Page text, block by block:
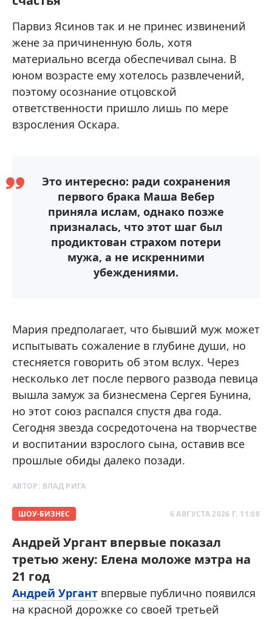
Парвиз Ясинов так и не принес извинений
жене за причиненную боль, хотя
материально всегда обеспечивал сына. В
юном возрасте ему хотелось развлечений,
поэтому осознание отцовской
ответственности пришло лишь по мере
взросления Оскара.
Это интересно: ради сохранения
первого брака Маша Вебер
приняла ислам, однако позже
призналась, что этот шаг был
продиктован страхом потери
мужа, а не искренними
убеждениями.
Мария предполагает, что бывший муж может
испытывать сожаление в глубине души, но
стесняется говорить об этом вслух. Через
несколько лет после первого развода певица
вышла замуж за бизнесмена Сергея Бунина,
но этот союз распался спустя два года.
Сегодня звезда сосредоточена на творчестве
и воспитании взрослого сына, оставив все
прошлые обиды далеко позади.
АВТОР: ВЛАД РИГА
ШОУ-БИЗНЕС 6 АВГУСТА 2026 Г. 11:08
Андрей Ургант впервые показал
третью жену: Елена моложе мэтра на
21 год
Андрей Ургант впервые публично появился
на красной дорожке со своей третьей